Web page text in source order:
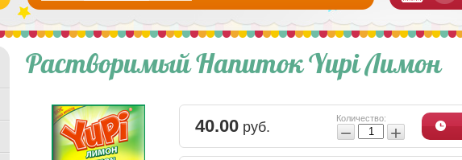
Растворимый Напиток Yupi Лимон
40.00 руб.
Количество:
− +